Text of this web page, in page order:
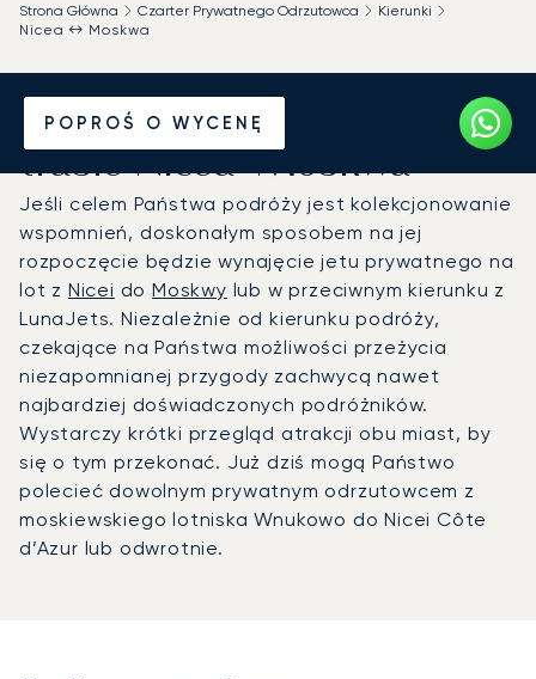
POPROŚ O WYCENĘ
Strona Główna Czarter Prywatnego Odrzutowca
Kierunki
Nicea ↔ Moskwa
Wynajmij jet prywatny na
trasie Nicea-Moskwa
Jeśli celem Państwa podróży jest kolekcjonowanie
wspomnień, doskonałym sposobem na jej
rozpoczęcie będzie wynajęcie jetu prywatnego na
lot z Nicei doMoskwy lub w przeciwnym kierunku z
LunaJets. Niezależnie od kierunku podróży,
czekające na Państwa możliwości przeżycia
niezapomnianej przygody zachwycą nawet
najbardziej doświadczonych podróżników.
Wystarczy krótki przegląd atrakcji obu miast, by
się o tym przekonać. Już dziś mogą Państwo
polecieć dowolnym prywatnym odrzutowcem z
moskiewskiego lotniska Wnukowo do Nicei Côte
d’Azur lub odwrotnie.